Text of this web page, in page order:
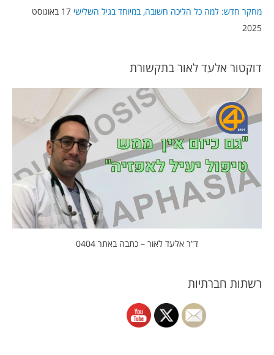
מחקר חדש: למה כל הליכה חשובה, במיוחד בגיל השלישי
17 באוגוסט
2025
דוקטור אלעד לאור בתקשורת
ד”ר אלעד לאור – כתבה באתר 0404
רשתות חברתיות